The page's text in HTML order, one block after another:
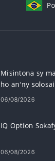
Misintona sy
ho an'ny
(Windows,
06/08/2026
IQ Option
06/08/2026